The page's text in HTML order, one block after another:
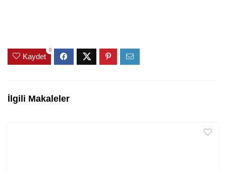
Kaydet
0
İlgili Makaleler